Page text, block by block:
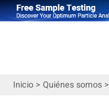
Inicio> Quiénes somos>